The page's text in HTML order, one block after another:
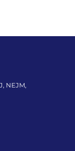
NEJM,